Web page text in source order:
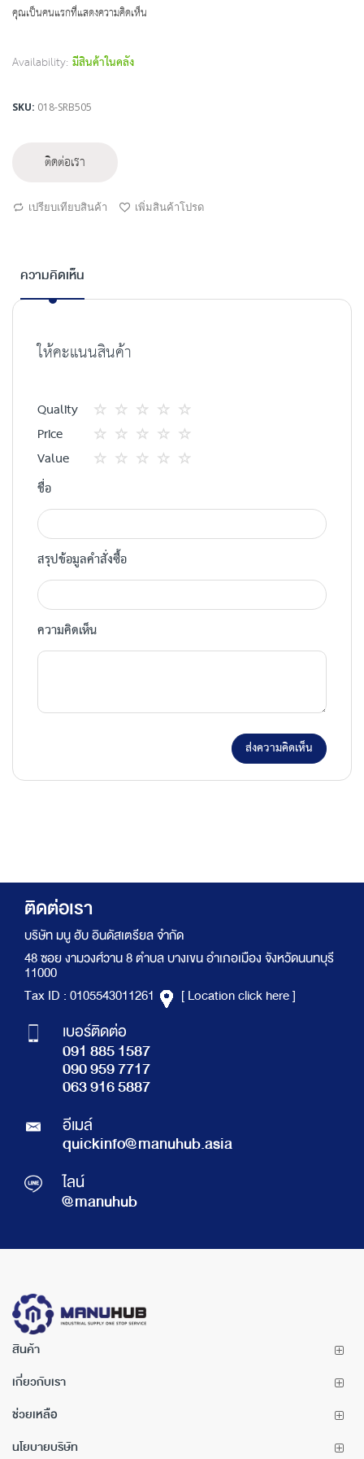
คุณเป็นคนแรกที่แสดงความคิดเห็น
Availability: มีสินค้าในคลัง
SKU 018-SRB505
ติดต่อเรา
เปรียบเทียบสินค้า เพิ่มสินค้าโปรด
ความคิดเห็น
ให้คะแนนสินค้า
Quality
1
star
2
ดาว
3
ดาว
4
ดาว
5
ดาว
Price
1
2
3
4
5
Value
ชื่อ
สรุปข้อมูลคำสั่งซื้อ
ความคิดเห็น
ส่งความคิดเห็น
ติดต่อเรา
บริษัท มนู ฮับ อินดัสเตรียล จำกัด
48 ซอย งามวงศ์วาน 8 ตำบล บางเขน อำเภอเมือง จังหวัดนนทบุรี
11000
Tax ID : 0105543011261
[ Location click here ]
เบอร์ติดต่อ
091 885 1587
090 959 7717
063 916 5887
อีเมล์
quickinfo@manuhub.asia
ไลน์
@manuhub
สินค้า
เกี่ยวกับเรา
ช่วยเหลือ
นโยบายบริษัท